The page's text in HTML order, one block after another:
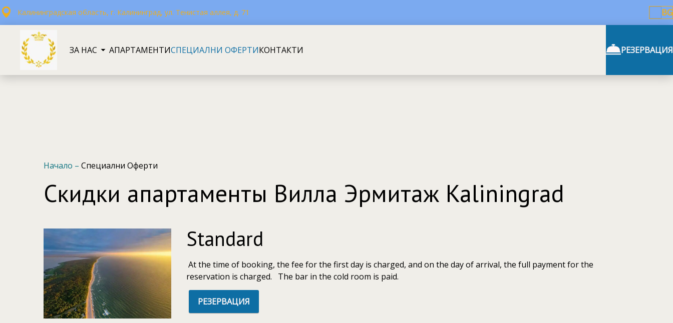
Калининградская область, г. Калининград, ул. Тенистая аллея, д. 71 BG
ЗА НАС АПАРТАМЕНТИСПЕЦИАЛНИ ОФЕРТИКОНТАКТИ РЕЗЕРВАЦИЯ
Начало – Специални Оферти
Скидки апартаменты Вилла Эрмитаж Kaliningrad
Standard
At the time of booking, the fee for the first day is charged, and on the day of arrival, the full payment for the
reservation is charged. The bar in the cold room is paid.
РЕЗЕРВАЦИЯ